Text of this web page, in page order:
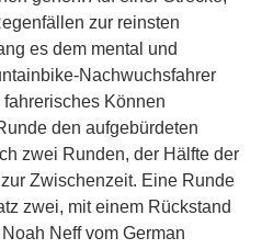
zur reinsten
es dem mental und
Nachwuchsfahrer
Können
den aufgebürdeten
zwei Runden, der Hälfte der
Zwischenzeit. Eine Runde
zwei, mit einem Rückstand
Neff vom German